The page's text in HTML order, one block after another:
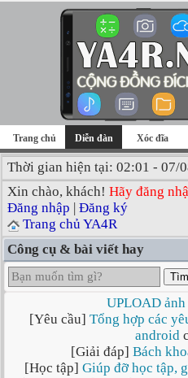
Trang chủ Diễn đàn Xóc đĩa
Thời gian hiện tại: 02:01 - 07/
Xin chào, khách! Hãy đăng
Đăng nhập | Đăng ký
Trang chủ YA4R
Công cụ & bài viết hay
Tìm
UPLOAD
[Yêu cầu] Tổng hợp các
android
[Giải đáp] Bách
[Học tập] Giúp đỡ học tập,